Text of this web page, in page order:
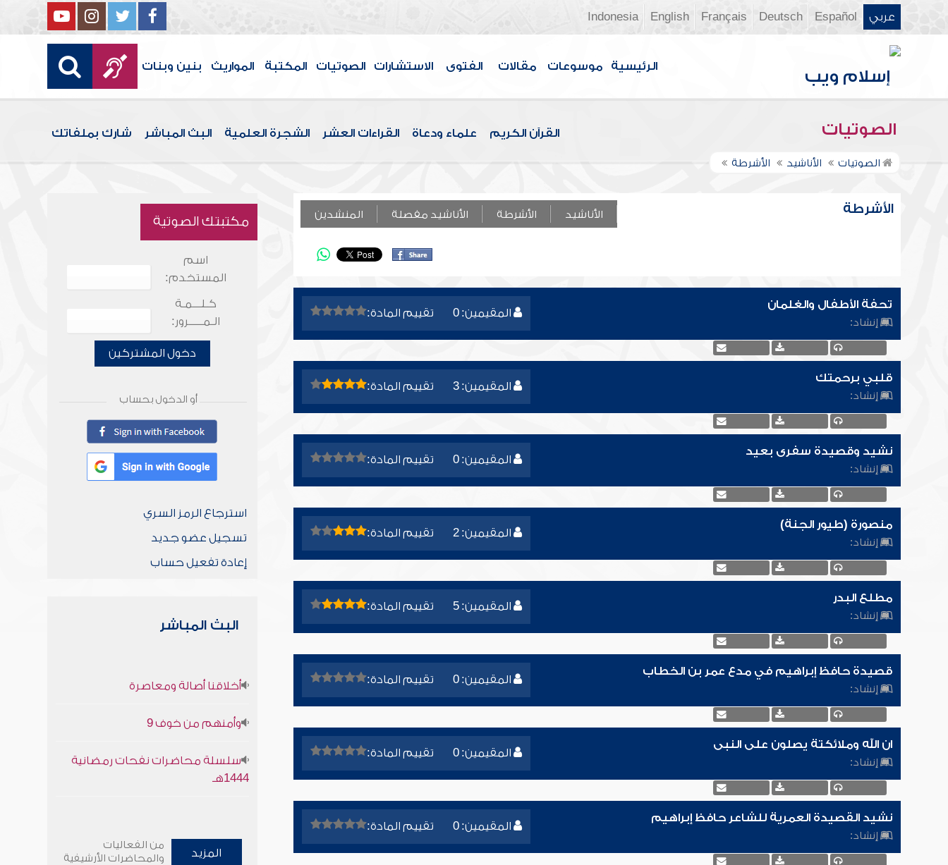
عربي Español
Deutsch
Français
English
Indonesia
الرئيسية موسوعات مقالات الفتوى الاستشارات الصوتيات المكتبة المواريث بنين وبنات
الصوتيات القرآن الكريم علماء ودعاة القراءات العشر الشجرة العلمية البث المباشر شارك بملفاتك
الصوتيات الأناشيد الأشرطة
الأشرطة الأناشيد الأشرطة الأناشيد مفصلة المنشدين
المقيمين: 0 تقييم المادة:
تحفة الأطفال والغلمان
إنشاد:
المقيمين: 3 تقييم المادة:
قلبي برحمتك
إنشاد:
المقيمين: 0 تقييم المادة:
نشيد وقصيدة سفرى بعيد
إنشاد:
المقيمين: 2 تقييم المادة:
منصورة (طيور الجنة)
إنشاد:
المقيمين: 5 تقييم المادة:
مطلع البدر
إنشاد:
المقيمين: 0 تقييم المادة:
قصيدة حافظ إبراهيم في مدع عمر بن الخطاب
إنشاد:
المقيمين: 0 تقييم المادة:
ان الله وملائكتة يصلون على النبى
إنشاد:
المقيمين: 0 تقييم المادة:
نشيد القصيدة العمرية للشاعر حافظ إبراهيم
إنشاد:
مكتبتك الصوتية
اسم
المستخدم:
كـلـــمـة
الـمـــــرور:
دخول المشتركين
أو الدخول بحساب
استرجاع الرمز السري
تسجيل عضو جديد
إعادة تفعيل حساب
البث المباشر
أخلاقنا أصالة ومعاصرة
وأمنهم من خوف 9
سلسلة محاضرات نفحات رمضانية
1444هـ
المزيد
من الفعاليات
والمحاضرات الأرشيفية